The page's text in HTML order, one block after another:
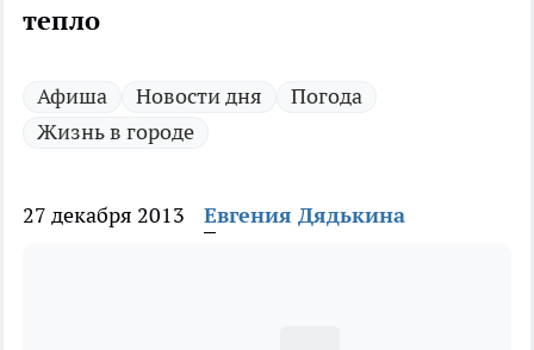
тепло
Афиша Новости дня
Погода
Жизнь в городе
27 декабря 2013 Евгения Дядькина